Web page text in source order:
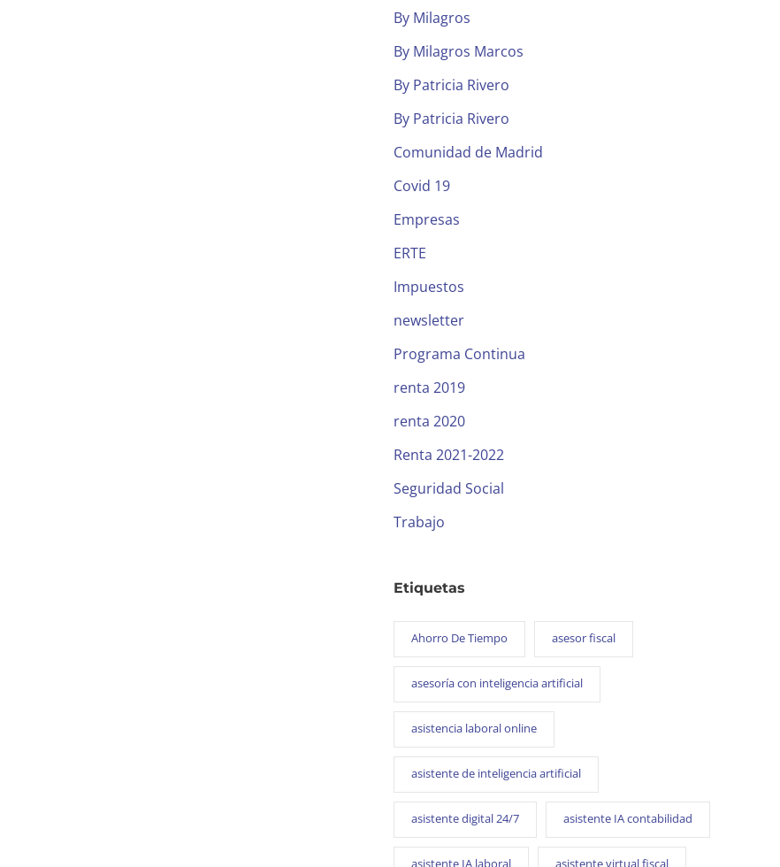
By Milagros
By Milagros Marcos
By Patricia Rivero
By Patricia Rivero
Comunidad de Madrid
Covid 19
Empresas
ERTE
Impuestos
newsletter
Programa Continua
renta 2019
renta 2020
Renta 2021-2022
Seguridad Social
Trabajo
Etiquetas
Ahorro De Tiempo asesor fiscal
asesoría con inteligencia artificial
asistencia laboral online
asistente de inteligencia artificial
asistente digital 24/7 asistente IA contabilidad
asistente IA laboral asistente virtual fiscal